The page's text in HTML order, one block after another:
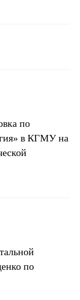
по
в КГМУ на
по